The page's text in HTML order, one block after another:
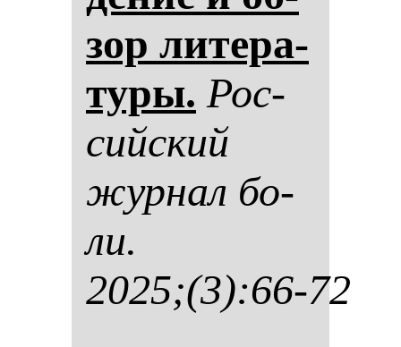
зор ли­те­ра­
ту­ры. Рос­
сий­ский
жур­нал бо­
ли.
2025;(3):66-72